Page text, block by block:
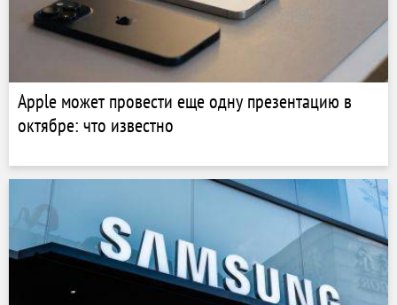
Apple может провести еще одну презентацию в
октябре: что известно